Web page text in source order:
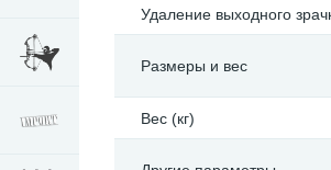
Удаление выходного
Размеры и вес
Вес (кг)